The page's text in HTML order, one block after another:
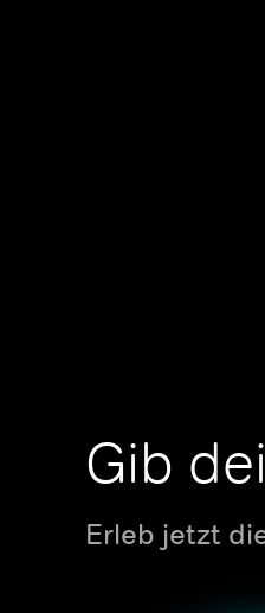
Gib
Erleb jetzt